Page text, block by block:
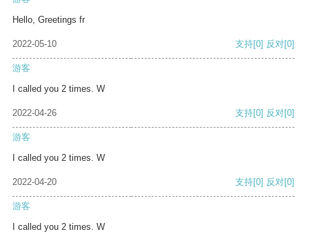
Hello, Greetings fr
2022-05-10 支持[0] 反对[0]
游客
I called you 2 times. W
2022-04-26 支持[0] 反对[0]
游客
I called you 2 times. W
2022-04-20 支持[0] 反对[0]
游客
I called you 2 times. W